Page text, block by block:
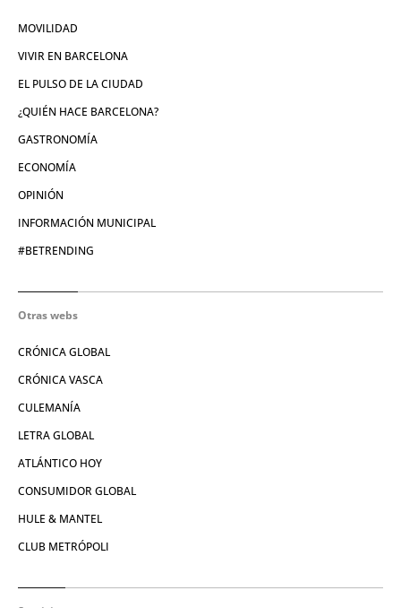
MOVILIDAD
VIVIR EN BARCELONA
EL PULSO DE LA CIUDAD
¿QUIÉN HACE BARCELONA?
GASTRONOMÍA
ECONOMÍA
OPINIÓN
INFORMACIÓN MUNICIPAL
#BETRENDING
Otras webs
CRÓNICA GLOBAL
CRÓNICA VASCA
CULEMANÍA
LETRA GLOBAL
ATLÁNTICO HOY
CONSUMIDOR GLOBAL
HULE & MANTEL
CLUB METRÓPOLI